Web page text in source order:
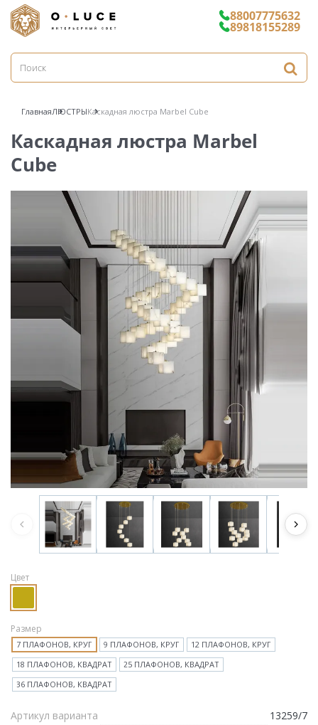
88007775632
89818155289
ГлавнаяЛЮСТРЫКаскадная люстра Marbel Cube
Каскадная люстра Marbel
Cube
Цвет
Размер
7 ПЛАФОНОВ, КРУГ 9 ПЛАФОНОВ, КРУГ
12 ПЛАФОНОВ, КРУГ
18 ПЛАФОНОВ, КВАДРАТ
25 ПЛАФОНОВ, КВАДРАТ
36 ПЛАФОНОВ, КВАДРАТ
Артикул варианта 13259/7